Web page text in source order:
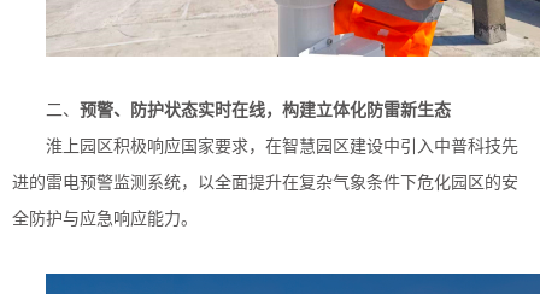
二、 预警、防护状态实时在线， 构建立体化防雷新生态
淮上园区积极响应国家要求，在智慧园区建设中引入中普科技先
进的雷电预警监测系统，以全面提升在复杂气象条件下危化园区的安
全防护与应急响应能力。